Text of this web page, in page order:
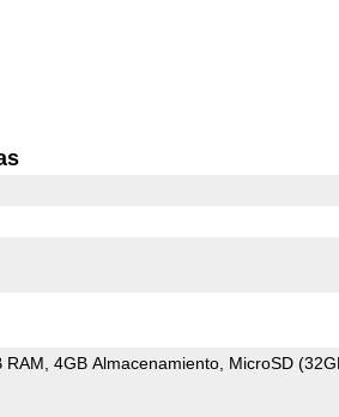
RAM 4GB Almacenamiento MicroSD